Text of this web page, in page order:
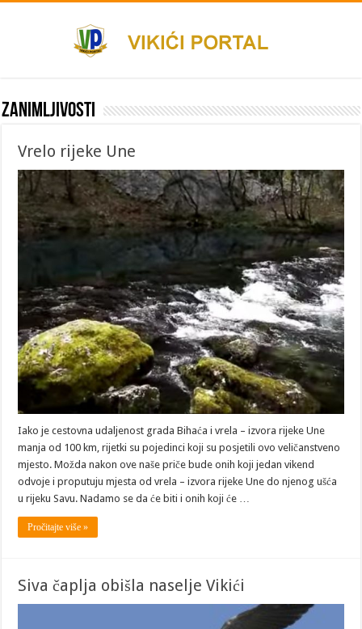
Zanimljivosti
Vrelo rijeke Une
Iako je cestovna udaljenost grada Bihaća i vrela – izvora rijeke Une
manja od 100 km, rijetki su pojedinci koji su posjetili ovo veličanstveno
mjesto. Možda nakon ove naše priče bude onih koji jedan vikend
odvoje i proputuju mjesta od vrela – izvora rijeke Une do njenog ušća
u rijeku Savu. Nadamo se da će biti i onih koji će …
Pročitajte više »
Siva čaplja obišla naselje Vikići